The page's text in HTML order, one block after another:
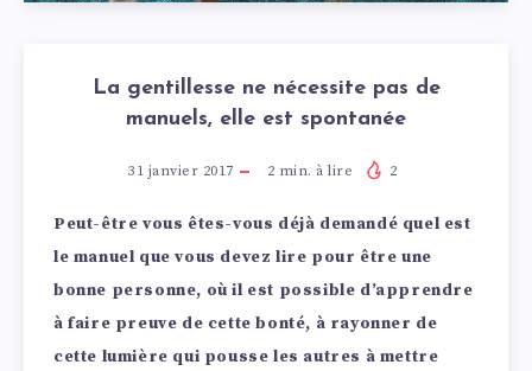
La gentillesse ne nécessite pas de
manuels, elle est spontanée
31 janvier 2017 2 min. à lire 2
Peut-être vous êtes-vous déjà demandé quel est
le manuel que vous devez lire pour être une
bonne personne, où il est possible d’apprendre
à faire preuve de cette bonté, à rayonner de
cette lumière qui pousse les autres à mettre